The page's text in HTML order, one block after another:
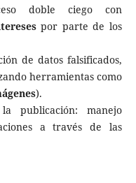
doble ciego con
por parte de los
de datos falsificados,
herramientas como
).
publicación: manejo
a través de las